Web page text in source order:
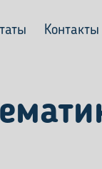
Контакты